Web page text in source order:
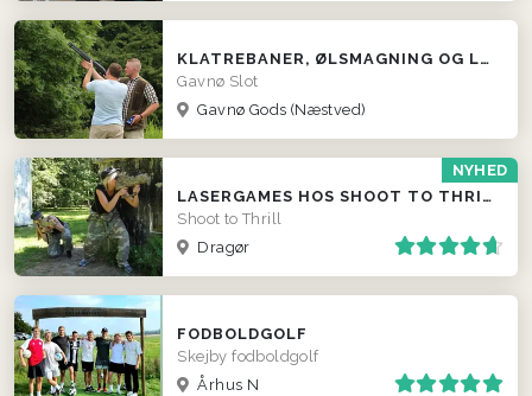
KLATREBANER, ØLSMAGNING OG LERDUESKYDNING
Gavnø Slot
Gavnø Gods (Næstved)
NYHED
LASERGAMES HOS SHOOT TO THRILL
Shoot to Thrill
Dragør
FODBOLDGOLF
Skejby fodboldgolf
Århus N